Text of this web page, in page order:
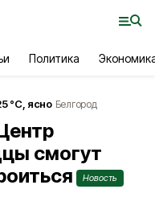
Политика
°С, ясно Белгород
смогут
Новость